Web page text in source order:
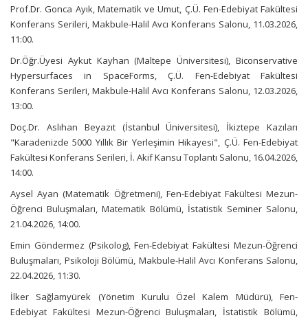
Prof.Dr. Gonca Ayık, Matematik ve Umut, Ç.Ü. Fen-Edebiyat Fakültesi
Konferans Serileri, Makbule-Halil Avcı Konferans Salonu, 11.03.2026,
11:00.
Dr.Öğr.Üyesi Aykut Kayhan (Maltepe Üniversitesi), Biconservative
Hypersurfaces in SpaceForms, Ç.Ü. Fen-Edebiyat Fakültesi
Konferans Serileri, Makbule-Halil Avcı Konferans Salonu, 12.03.2026,
13:00.
Doç.Dr. Aslıhan Beyazıt (İstanbul Üniversitesi), İkiztepe Kazıları
"Karadenizde 5000 Yıllık Bir Yerleşimin Hikayesi", Ç.Ü. Fen-Edebiyat
Fakültesi Konferans Serileri, İ. Akif Kansu Toplantı Salonu, 16.04.2026,
14:00.
Aysel Ayan (Matematik Öğretmeni), Fen-Edebiyat Fakültesi Mezun-
Öğrenci Buluşmaları, Matematik Bölümü, İstatistik Seminer Salonu,
21.04.2026, 14:00.
Emin Göndermez (Psikolog), Fen-Edebiyat Fakültesi Mezun-Öğrenci
Buluşmaları, Psikoloji Bölümü, Makbule-Halil Avcı Konferans Salonu,
22.04.2026, 11:30.
İlker Sağlamyürek (Yönetim Kurulu Özel Kalem Müdürü), Fen-
Edebiyat Fakültesi Mezun-Öğrenci Buluşmaları, İstatistik Bölümü,